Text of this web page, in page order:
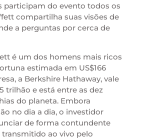
participam do evento todos os
compartilha suas visões de
a perguntas por cerca de
é um dos homens mais ricos
estimada em US$166
a Berkshire Hathaway, vale
trilhão e está entre as dez
do planeta. Embora
no dia a dia, o investidor
de forma contundente
ao vivo pelo